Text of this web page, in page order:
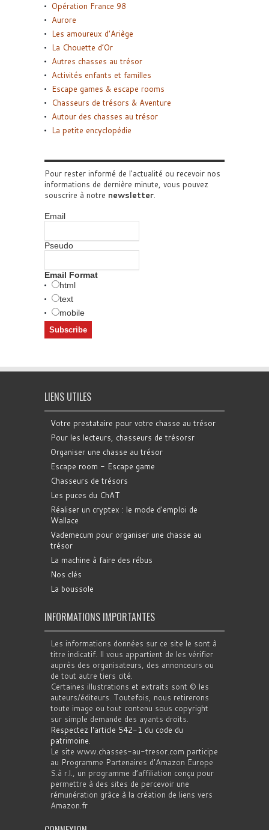
Opération France 98
Aurore
Les amoureux d’Ariège
La Chouette d’Or
Autres chasses au trésor
Activités enfants et familles
Escape games & escape rooms
Chasseurs de trésors & Aventure
Autour des chasses au trésor
La petite encyclopédie
Pour rester informé de l'actualité ou recevoir nos
informations de dernière minute, vous pouvez
souscrire à notre newsletter.
Email
Pseudo
Email Format
html
text
mobile
LIENS UTILES
Votre prestataire pour votre chasse au trésor
Pour les lecteurs, chasseurs de trésorsr
Organiser une chasse au trésor
Escape room - Escape game
Chasseurs de trésors
Les puces du ChAT
Réaliser un cryptex : le mode d'emploi de
Wallace
Vademecum pour organiser une chasse au
trésor
La machine à faire des rébus
Nos clés
La boussole
INFORMATIONS IMPORTANTES
Les informations données sur ce site le sont à
titre indicatif. Il vous appartient de les vérifier
auprès des organisateurs, des annonceurs ou
de tout autre tiers cité.
Certaines illustrations et extraits sont © les
auteurs/éditeurs. Toutefois, nous retirerons
toute image ou tout contenu sous copyright
sur simple demande des ayants droits.
Respectez l'article 542-1 du code du
patrimoine.
Le site www.chasses-au-tresor.com participe
au Programme Partenaires d’Amazon Europe
S.à r.l., un programme d’affiliation conçu pour
permettre à des sites de percevoir une
rémunération grâce à la création de liens vers
Amazon.fr